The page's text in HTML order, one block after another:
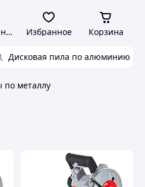
Избранное Корзина
Дисковая пила по алюминию
металлу